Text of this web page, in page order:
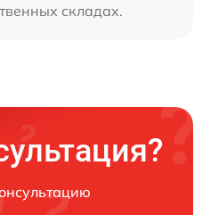
складах.